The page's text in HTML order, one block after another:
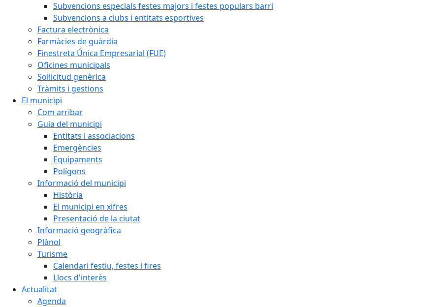
Subvencions especials festes majors i festes populars barri
Subvencions a clubs i entitats esportives
Factura electrònica
Farmàcies de guàrdia
Finestreta Única Empresarial (FUE)
Oficines municipals
Sol·licitud genèrica
Tràmits i gestions
El municipi
Com arribar
Guia del municipi
Entitats i associacions
Emergències
Equipaments
Polígons
Informació del municipi
Història
El municipi en xifres
Presentació de la ciutat
Informació geogràfica
Plànol
Turisme
Calendari festiu, festes i fires
Llocs d'interès
Actualitat
Agenda